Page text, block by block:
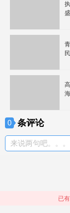
0 条评论
来说两句吧。。。
已有